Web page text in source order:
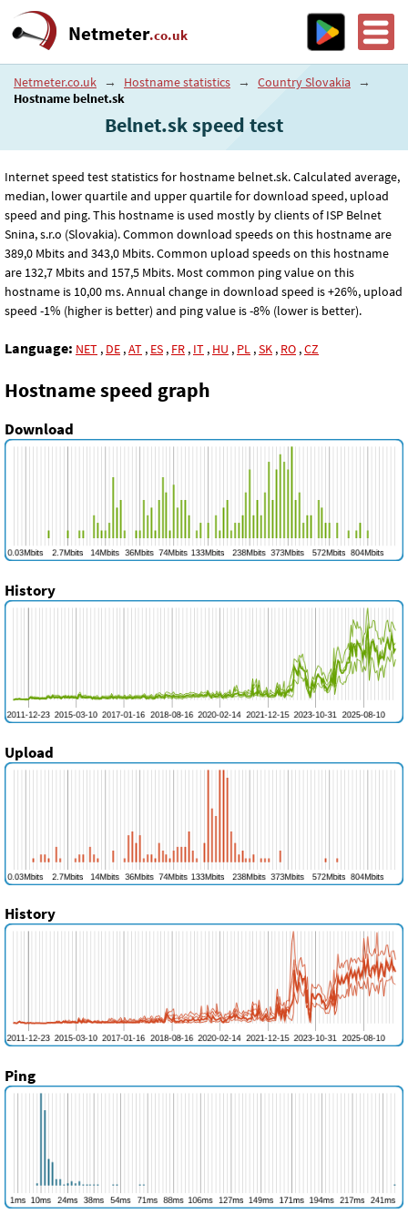
Netmeter.co.uk
Netmeter.co.uk → Hostname statistics → Country Slovakia →
Hostname belnet.sk
Belnet.sk speed test
Internet speed test statistics for hostname belnet.sk. Calculated average,
median, lower quartile and upper quartile for download speed, upload
speed and ping. This hostname is used mostly by clients of ISP Belnet
Snina, s.r.o (Slovakia). Common download speeds on this hostname are
389,0 Mbits and 343,0 Mbits. Common upload speeds on this hostname
are 132,7 Mbits and 157,5 Mbits. Most common ping value on this
hostname is 10,00 ms. Annual change in download speed is +26%, upload
speed -1% (higher is better) and ping value is -8% (lower is better).
Language: NET , DE ,AT , ES , FR , IT , HU , PL ,SK , RO ,CZ
Hostname speed graph
Download
History
Upload
History
Ping